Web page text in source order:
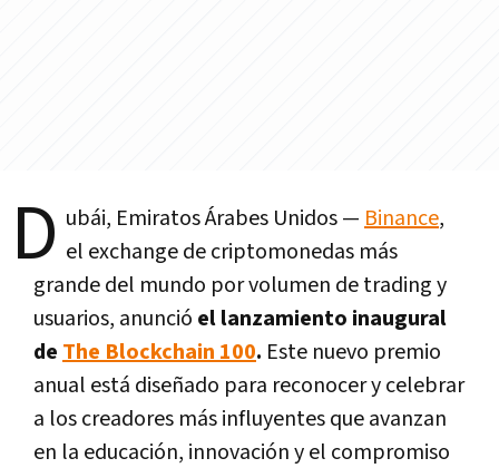
D ubái, Emiratos Árabes Unidos — Binance,
el exchange de criptomonedas más
grande del mundo por volumen de trading y
usuarios, anunció el lanzamiento inaugural
de The Blockchain 100. Este nuevo premio
anual está diseñado para reconocer y celebrar
a los creadores más influyentes que avanzan
en la educación, innovación y el compromiso